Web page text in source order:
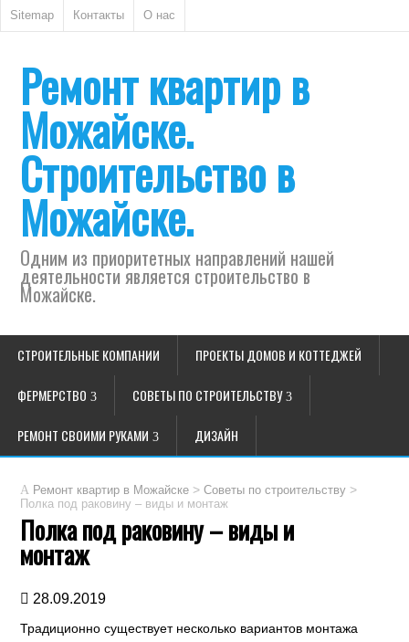
Sitemap Контакты О нас
Ремонт квартир в
Можайске.
Строительство в
Можайске.
Одним из приоритетных направлений нашей
деятельности является строительство в
Можайске.
СТРОИТЕЛЬНЫЕ КОМПАНИИ ПРОЕКТЫ ДОМОВ И КОТТЕДЖЕЙ
ФЕРМЕРСТВО СОВЕТЫ ПО СТРОИТЕЛЬСТВУ
РЕМОНТ СВОИМИ РУКАМИ ДИЗАЙН
Ремонт квартир в Можайске >Советы по строительству >
Полка под раковину – виды и монтаж
Полка под раковину – виды и
монтаж
28.09.2019
Традиционно существует несколько вариантов монтажа